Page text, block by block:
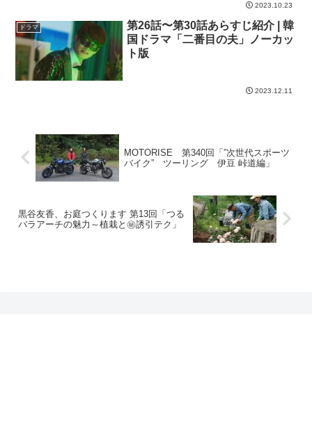
2023.10.23
ドラマ
第26話〜第30話あらすじ紹介 | 韓
国ドラマ「二番目の夫」ノーカッ
ト版
2023.12.11
MOTORISE 第340回「”次世代スポーツ
バイク” ツーリング 伊豆 峠道編」
黒谷友香、お庭つくります 第13回「つる
バラアーチの魅力～植栽と㊙誘引テク」